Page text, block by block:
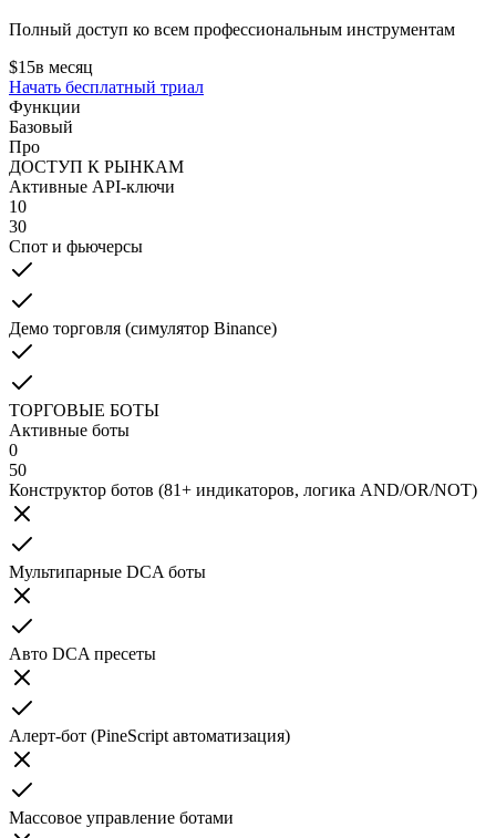
Полный доступ ко всем профессиональным инструментам
$15в месяц
Начать бесплатный триал
Функции
Базовый
Про
ДОСТУП К РЫНКАМ
Активные API-ключи
10
30
Спот и фьючерсы
Демо торговля (симулятор Binance)
ТОРГОВЫЕ БОТЫ
Активные боты
0
50
Конструктор ботов (81+ индикаторов, логика AND/OR/NOT)
Мультипарные DCA боты
Авто DCA пресеты
Алерт-бот (PineScript автоматизация)
Массовое управление ботами